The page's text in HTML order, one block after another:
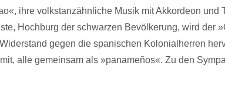
ihre volkstanzähnliche Musik mit Akkordeon und
Hochburg der schwarzen Bevölkerung, wird der
gegen die spanischen Kolonialherren
mit, alle gemeinsam als »panameños«. Zu den